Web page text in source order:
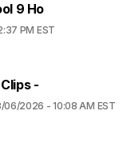
9 Ho
PM EST
-
06/2026 - 10:08 AM EST